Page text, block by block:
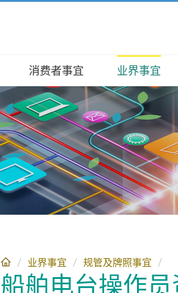
色及职能
负、使命、信念
织架构
询委员会
人才发展
通讯办吉祥物
消费者事宜
讯办提醒你
明用家锦囊
讯廊
办商资讯
业界事宜
管及牌照事宜
界焦点
建服务
线电频谱
闻公报
计数字及资料
讯事务便览
程碑
文章、演辞及资料
众查询及投诉
媒查询
同种族人士支援服务
报 / 投诉
上查询
上证书服务
上牌照服务
网上许可证服务
同意 / 取消接收网上通讯或其他电子讯
业界事宜 规管及牌照事宜
船舶电台操作员